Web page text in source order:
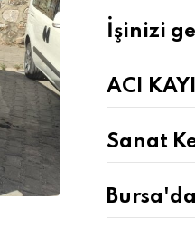
İşinizi
ACI
Sanat